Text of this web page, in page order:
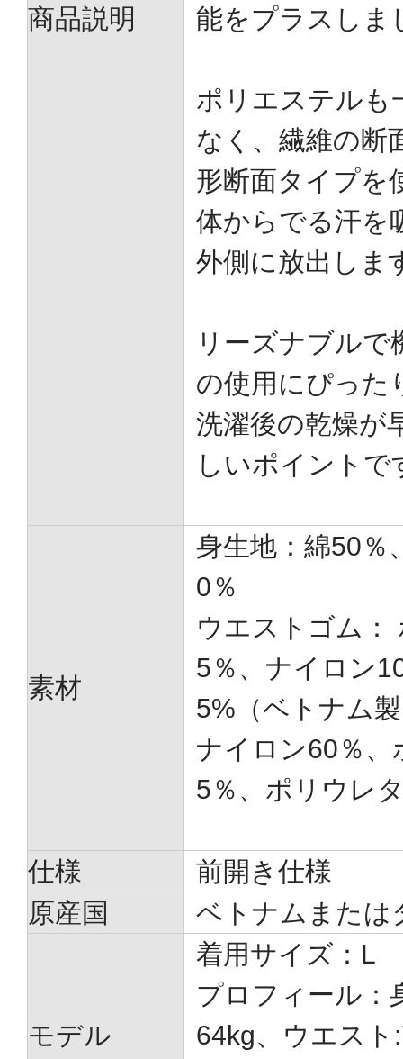
商品説明 能をプラスしま
ポリエステルも
なく、繊維の断
形断面タイプを
体からでる汗を
外側に放出しま
リーズナブルで
の使用にぴった
洗濯後の乾燥が
しいポイントで
素材
身生地：綿50％
0％
ウエストゴム：
5％、ナイロン
5%（ベトナム
ナイロン60％
5％、ポリウレ
仕様
前開き仕様
原産国
ベトナムまたは
モデル
着用サイズ：L
プロフィール：
64kg、ウエスト